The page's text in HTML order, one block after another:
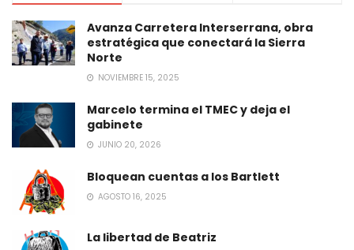
Avanza Carretera Interserrana, obra
estratégica que conectará la Sierra
Norte
NOVIEMBRE 15, 2025
Marcelo termina el TMEC y deja el
gabinete
JUNIO 20, 2026
Bloquean cuentas a los Bartlett
AGOSTO 16, 2025
La libertad de Beatriz